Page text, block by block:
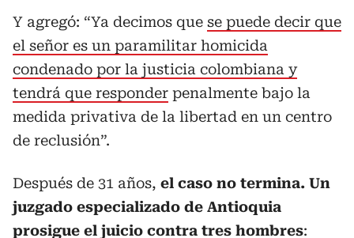
Y agregó: “Ya decimos que se puede decir que
el señor es un paramilitar homicida
condenado por la justicia colombiana y
tendrá que responder penalmente bajo la
medida privativa de la libertad en un centro
de reclusión”.
Después de 31 años, el caso no termina. Un
juzgado especializado de Antioquia
prosigue el juicio contra tres hombres: